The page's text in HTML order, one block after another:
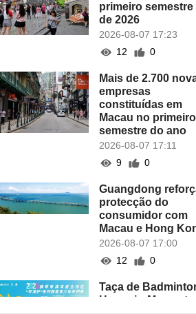
primeiro semestre
de 2026
2026-08-07 17:23
12
0
Mais de 2.700
empresas
constituídas em
Macau no primeiro
semestre do ano
2026-08-07 17:11
9
0
Guangdong
protecção do
consumidor com
Macau e Hong
2026-08-07 17:00
12
0
Taça de
Hengqin-Macau